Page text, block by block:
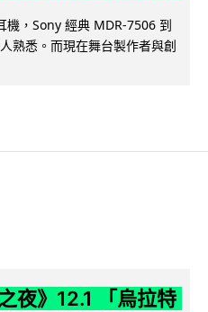
機，Sony 經典 MDR-7506 到
熟悉。而現在舞台製作者與創
夜》12.1 「烏拉特